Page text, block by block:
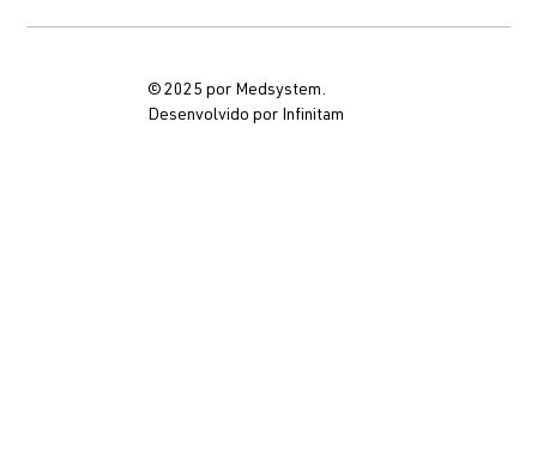
© 2025 por Medsystem.
Desenvolvido por Infinitam